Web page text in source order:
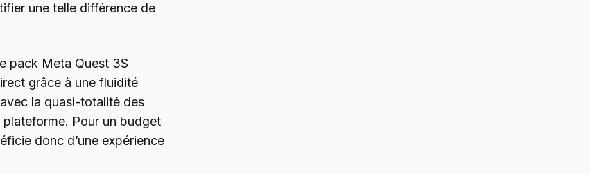
une telle différence de
pack Meta Quest 3S
grâce à une fluidité
la quasi-totalité des
Pour un budget
donc d’une expérience